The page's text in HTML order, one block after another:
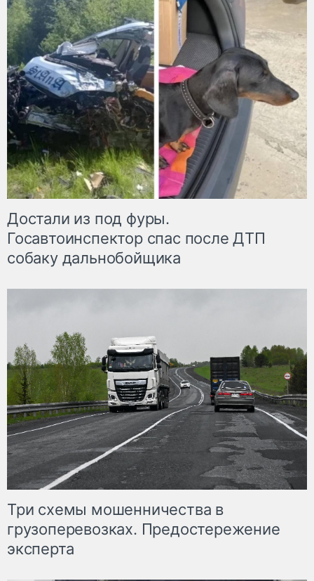
Достали из под фуры.
Госавтоинспектор спас после ДТП
собаку дальнобойщика
Три схемы мошенничества в
грузоперевозках. Предостережение
эксперта